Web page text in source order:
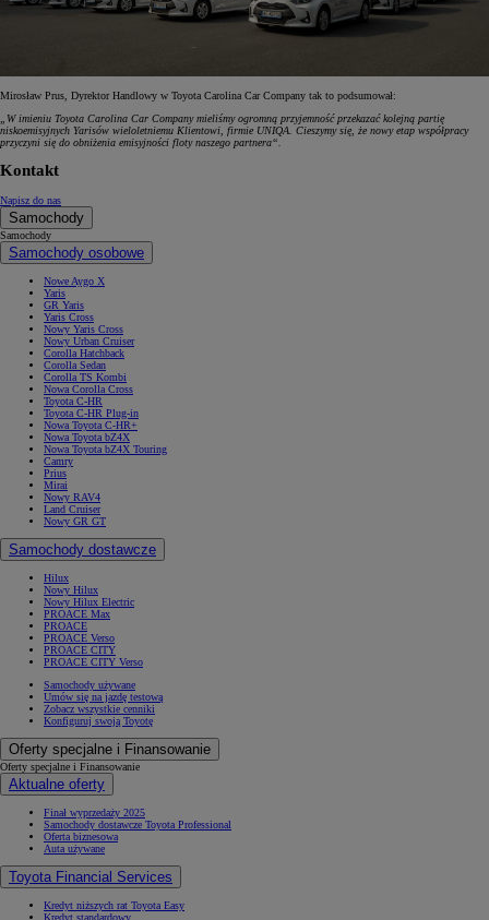
Mirosław Prus, Dyrektor Handlowy w Toyota Carolina Car Company tak to podsumował:
„W imieniu Toyota Carolina Car Company mieliśmy ogromną przyjemność przekazać kolejną partię
niskoemisyjnych Yarisów wieloletniemu Klientowi, firmie UNIQA. Cieszymy się, że nowy etap współpracy
przyczyni się do obniżenia emisyjności floty naszego partnera“.
Kontakt
Napisz do nas
Samochody
Samochody
Samochody osobowe
Nowe Aygo X
Yaris
GR Yaris
Yaris Cross
Nowy Yaris Cross
Nowy Urban Cruiser
Corolla Hatchback
Corolla Sedan
Corolla TS Kombi
Nowa Corolla Cross
Toyota C-HR
Toyota C-HR Plug-in
Nowa Toyota C-HR+
Nowa Toyota bZ4X
Nowa Toyota bZ4X Touring
Camry
Prius
Mirai
Nowy RAV4
Land Cruiser
Nowy GR GT
Samochody dostawcze
Hilux
Nowy Hilux
Nowy Hilux Electric
PROACE Max
PROACE
PROACE Verso
PROACE CITY
PROACE CITY Verso
Samochody używane
Umów się na jazdę testową
Zobacz wszystkie cenniki
Konfiguruj swoją Toyotę
Oferty specjalne i Finansowanie
Oferty specjalne i Finansowanie
Aktualne oferty
Finał wyprzedaży 2025
Samochody dostawcze Toyota Professional
Oferta biznesowa
Auta używane
Toyota Financial Services
Kredyt niższych rat Toyota Easy
Kredyt standardowy